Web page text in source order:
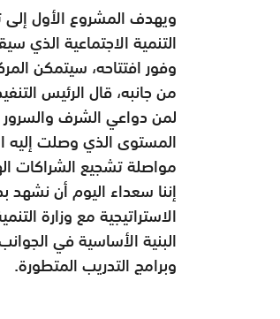
ويهدف المشروع الأول
التنمية الاجتماعية الذي
وفور افتتاحه، سيتمكن
من جانبه، قال الرئيس
لمن دواعي الشرف والسرور
المستوى الذي وصلت إليه
مواصلة تشجيع الشراكات
إننا سعداء اليوم أن نشهد
الاستراتيجية مع وزارة
البنية الأساسية في
وبرامج التدريب المتطورة.